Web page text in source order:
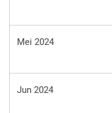
Mei 2024
Jun 2024